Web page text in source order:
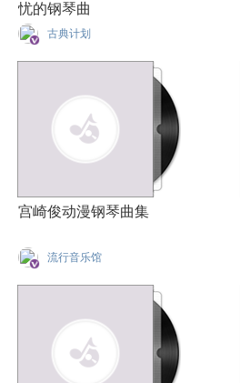
忧的钢琴曲
古典计划
宫崎俊动漫钢琴曲集
流行音乐馆